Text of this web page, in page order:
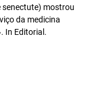
senectute) mostrou
da medicina
In Editorial.